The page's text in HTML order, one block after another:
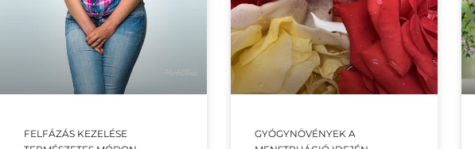
FELFÁZÁS KEZELÉSE
GYÓGYNÖVÉNYEK A